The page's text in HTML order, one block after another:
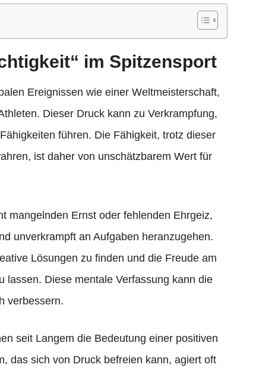
im Spitzensport
Ereignissen wie einer Weltmeisterschaft,
Dieser Druck kann zu Verkrampfung,
führen. Die Fähigkeit, trotz dieser
ist daher von unschätzbarem Wert für
mangelnden Ernst oder fehlenden Ehrgeiz,
unverkrampft an Aufgaben heranzugehen.
Lösungen zu finden und die Freude am
lassen. Diese mentale Verfassung kann die
verbessern.
seit Langem die Bedeutung einer positiven
das sich von Druck befreien kann, agiert oft